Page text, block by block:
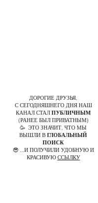
ДОРОГИЕ ДРУЗЬЯ,
С СЕГОДНЯШНЕГО ДНЯ НАШ
КАНАЛ СТАЛ ПУБЛИЧНЫМ
(РАНЕЕ БЫЛ ПРИВАТНЫМ)
🥳 ЭТО ЗНАЧИТ, ЧТО МЫ
ВЫШЛИ В ГЛОБАЛЬНЫЙ
ПОИСК
😎 ...И ПОЛУЧИЛИ УДОБНУЮ И
КРАСИВУЮ ССЫЛКУ